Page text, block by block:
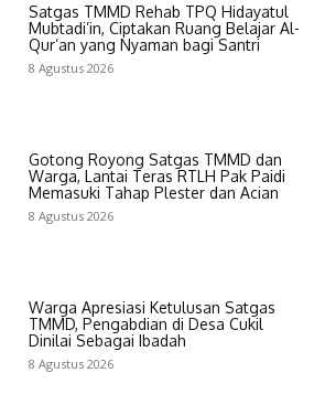
Satgas TMMD Rehab TPQ Hidayatul
Mubtadi’in, Ciptakan Ruang Belajar Al-
Qur’an yang Nyaman bagi Santri
8 Agustus 2026
Gotong Royong Satgas TMMD dan
Warga, Lantai Teras RTLH Pak Paidi
Memasuki Tahap Plester dan Acian
8 Agustus 2026
Warga Apresiasi Ketulusan Satgas
TMMD, Pengabdian di Desa Cukil
Dinilai Sebagai Ibadah
8 Agustus 2026